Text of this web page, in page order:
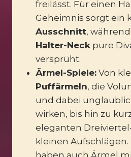
freilässt. Für einen
Geheimnis sorgt ein
Ausschnitt,
Halter-Neckpure
versprüht.
Ärmel-Spiele:Von
Puffärmeln, die
und dabei
wirken, bis hin zu
eleganten
kleinen Aufschlägen.
haben auch Ärmel